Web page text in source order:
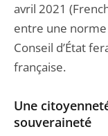
avril 2021
entre une
Conseil d’État
française.
Une
souveraineté